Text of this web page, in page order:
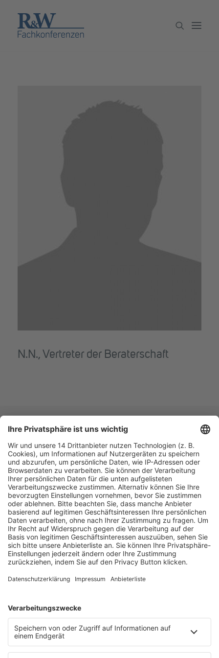
N.N., Vertreter der Beraterschaft
Fachmedien Recht und Wirtschaft
Ein Fachbereich der
dfv Mediengruppe
Mainzer Landstr. 251
60326 Frankfurt am Main
E-Mail:info@ruw.de
Web:https://www.ruw.de
AGB
Datenschutzerklärung
Genderhinweis
Cookie-Einstellungen